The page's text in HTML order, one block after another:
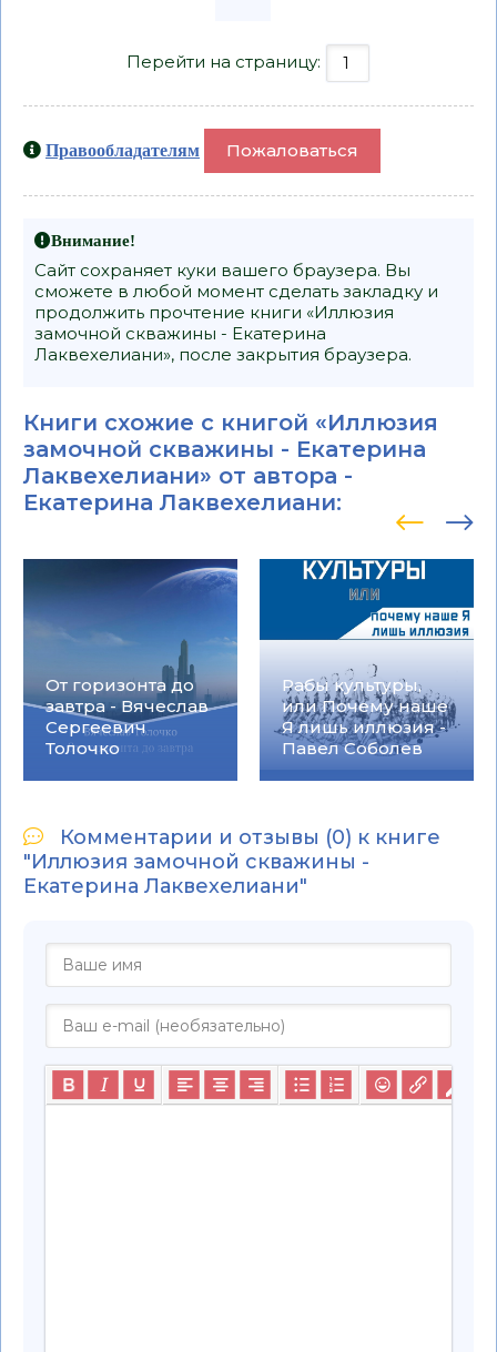
Перейти на страницу:
Правообладателям Пожаловаться
Внимание!
Сайт сохраняет куки вашего браузера. Вы
сможете в любой момент сделать закладку и
продолжить прочтение книги «Иллюзия
замочной скважины - Екатерина
Лаквехелиани», после закрытия браузера.
Книги схожие с книгой «Иллюзия
замочной скважины - Екатерина
Лаквехелиани» от автора -
Екатерина Лаквехелиани:
От горизонта до
завтра - Вячеслав
Сергеевич
Толочко
Рабы культуры,
или Почему наше
Я лишь иллюзия -
Павел Соболев
Комментарии и отзывы (0) к книге
"Иллюзия замочной скважины -
Екатерина Лаквехелиани"